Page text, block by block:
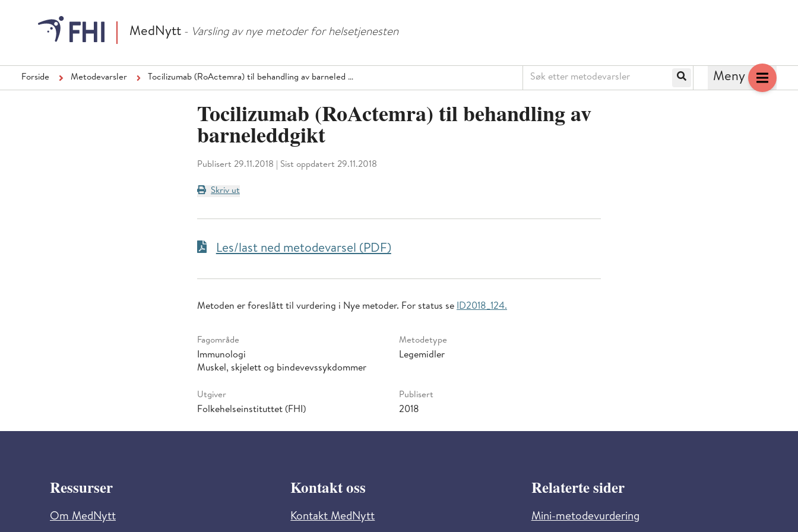
MedNytt - Varsling av nye metoder for helsetjenesten
Forside Metodevarsler Tocilizumab (RoActemra) til behandling av barneled …
Søk etter metodevarsler
Søk Meny
Tocilizumab (RoActemra) til behandling av
barneleddgikt
Publisert 29.11.2018 Sist oppdatert 29.11.2018
Skriv ut
Les/last ned metodevarsel (PDF)
Metoden er foreslått til vurdering i Nye metoder. For status se ID2018_124.
Fagområde
Immunologi
Muskel, skjelett og bindevevssykdommer
Metodetype
Legemidler
Utgiver
Folkehelseinstituttet (FHI)
Publisert
2018
Ressurser
Om MedNytt
Kontakt oss
Kontakt MedNytt
Relaterte sider
Mini-metodevurdering